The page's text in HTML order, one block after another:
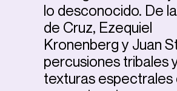
lo desconocido. De
de Cruz, Ezequiel
Kronenberg y Juan
percusiones tribales
texturas espectrales